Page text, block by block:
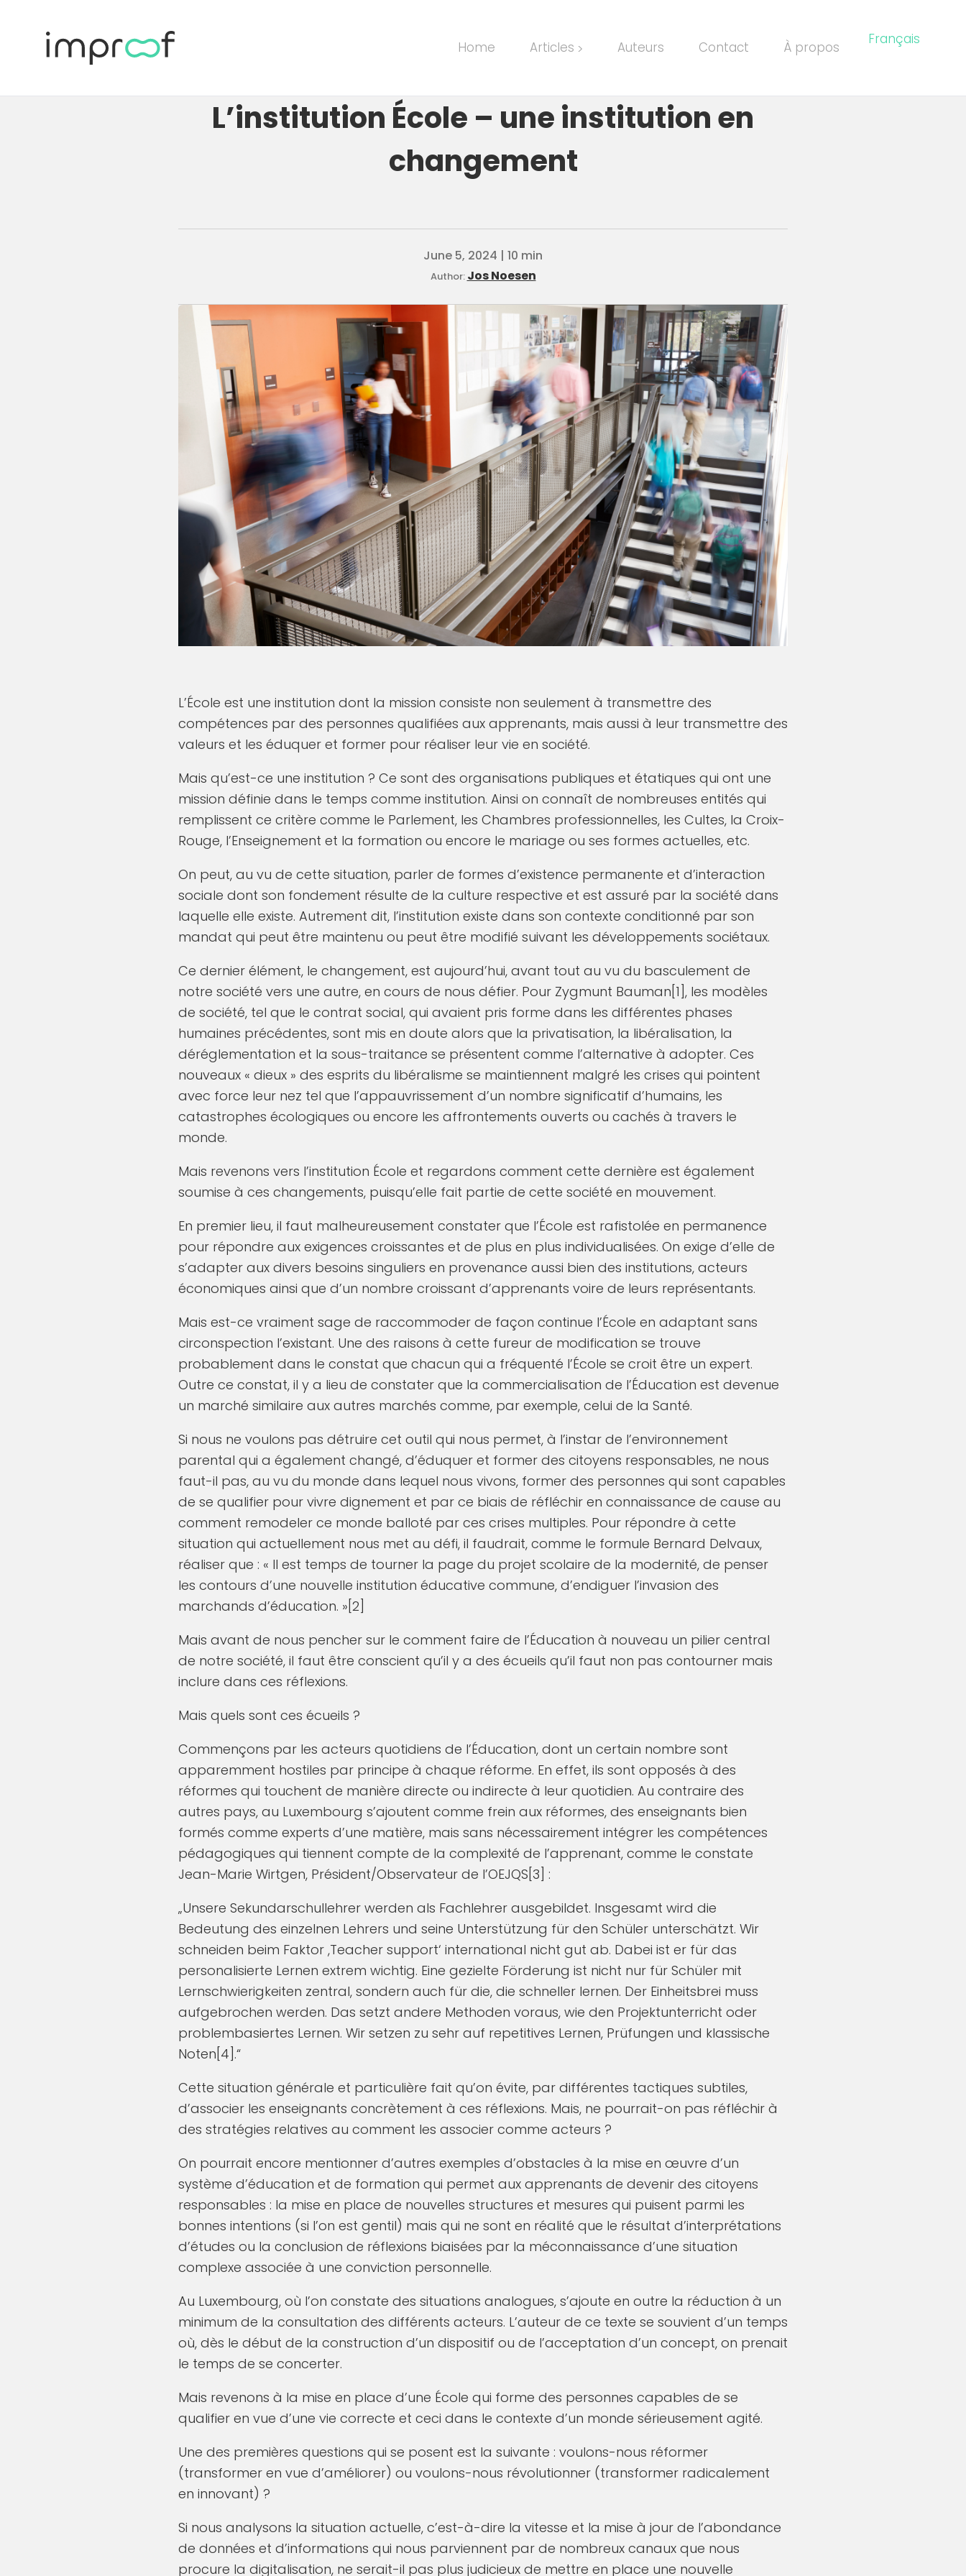
Home Articles > Auteurs Contact À propos Français
L’institution École – une institution en
changement
June 5, 2024 | 10 min
Author: Jos Noesen
L’École est une institution dont la mission consiste non seulement à transmettre des
compétences par des personnes qualifiées aux apprenants, mais aussi à leur transmettre des
valeurs et les éduquer et former pour réaliser leur vie en société.
Mais qu’est-ce une institution ? Ce sont des organisations publiques et étatiques qui ont une
mission définie dans le temps comme institution. Ainsi on connaît de nombreuses entités qui
remplissent ce critère comme le Parlement, les Chambres professionnelles, les Cultes, la Croix-
Rouge, l’Enseignement et la formation ou encore le mariage ou ses formes actuelles, etc.
On peut, au vu de cette situation, parler de formes d’existence permanente et d’interaction
sociale dont son fondement résulte de la culture respective et est assuré par la société dans
laquelle elle existe. Autrement dit, l’institution existe dans son contexte conditionné par son
mandat qui peut être maintenu ou peut être modifié suivant les développements sociétaux.
Ce dernier élément, le changement, est aujourd’hui, avant tout au vu du basculement de
notre société vers une autre, en cours de nous défier. Pour Zygmunt Bauman[1], les modèles
de société, tel que le contrat social, qui avaient pris forme dans les différentes phases
humaines précédentes, sont mis en doute alors que la privatisation, la libéralisation, la
déréglementation et la sous-traitance se présentent comme l’alternative à adopter. Ces
nouveaux « dieux » des esprits du libéralisme se maintiennent malgré les crises qui pointent
avec force leur nez tel que l’appauvrissement d’un nombre significatif d’humains, les
catastrophes écologiques ou encore les affrontements ouverts ou cachés à travers le
monde.
Mais revenons vers l’institution École et regardons comment cette dernière est également
soumise à ces changements, puisqu’elle fait partie de cette société en mouvement.
En premier lieu, il faut malheureusement constater que l’École est rafistolée en permanence
pour répondre aux exigences croissantes et de plus en plus individualisées. On exige d’elle de
s’adapter aux divers besoins singuliers en provenance aussi bien des institutions, acteurs
économiques ainsi que d’un nombre croissant d’apprenants voire de leurs représentants.
Mais est-ce vraiment sage de raccommoder de façon continue l’École en adaptant sans
circonspection l’existant. Une des raisons à cette fureur de modification se trouve
probablement dans le constat que chacun qui a fréquenté l’École se croit être un expert.
Outre ce constat, il y a lieu de constater que la commercialisation de l’Éducation est devenue
un marché similaire aux autres marchés comme, par exemple, celui de la Santé.
Si nous ne voulons pas détruire cet outil qui nous permet, à l’instar de l’environnement
parental qui a également changé, d’éduquer et former des citoyens responsables, ne nous
faut-il pas, au vu du monde dans lequel nous vivons, former des personnes qui sont capables
de se qualifier pour vivre dignement et par ce biais de réfléchir en connaissance de cause au
comment remodeler ce monde balloté par ces crises multiples. Pour répondre à cette
situation qui actuellement nous met au défi, il faudrait, comme le formule Bernard Delvaux,
réaliser que : « Il est temps de tourner la page du projet scolaire de la modernité, de penser
les contours d’une nouvelle institution éducative commune, d’endiguer l’invasion des
marchands d’éducation. »[2]
Mais avant de nous pencher sur le comment faire de l’Éducation à nouveau un pilier central
de notre société, il faut être conscient qu’il y a des écueils qu’il faut non pas contourner mais
inclure dans ces réflexions.
Mais quels sont ces écueils ?
Commençons par les acteurs quotidiens de l’Éducation, dont un certain nombre sont
apparemment hostiles par principe à chaque réforme. En effet, ils sont opposés à des
réformes qui touchent de manière directe ou indirecte à leur quotidien. Au contraire des
autres pays, au Luxembourg s’ajoutent comme frein aux réformes, des enseignants bien
formés comme experts d’une matière, mais sans nécessairement intégrer les compétences
pédagogiques qui tiennent compte de la complexité de l’apprenant, comme le constate
Jean-Marie Wirtgen, Président/Observateur de l’OEJQS[3] :
„Unsere Sekundarschullehrer werden als Fachlehrer ausgebildet. Insgesamt wird die
Bedeutung des einzelnen Lehrers und seine Unterstützung für den Schüler unterschätzt. Wir
schneiden beim Faktor ,Teacher support‘ international nicht gut ab. Dabei ist er für das
personalisierte Lernen extrem wichtig. Eine gezielte Förderung ist nicht nur für Schüler mit
Lernschwierigkeiten zentral, sondern auch für die, die schneller lernen. Der Einheitsbrei muss
aufgebrochen werden. Das setzt andere Methoden voraus, wie den Projektunterricht oder
problembasiertes Lernen. Wir setzen zu sehr auf repetitives Lernen, Prüfungen und klassische
Noten[4].“
Cette situation générale et particulière fait qu’on évite, par différentes tactiques subtiles,
d’associer les enseignants concrètement à ces réflexions. Mais, ne pourrait-on pas réfléchir à
des stratégies relatives au comment les associer comme acteurs ?
On pourrait encore mentionner d’autres exemples d’obstacles à la mise en œuvre d’un
système d’éducation et de formation qui permet aux apprenants de devenir des citoyens
responsables : la mise en place de nouvelles structures et mesures qui puisent parmi les
bonnes intentions (si l’on est gentil) mais qui ne sont en réalité que le résultat d’interprétations
d’études ou la conclusion de réflexions biaisées par la méconnaissance d’une situation
complexe associée à une conviction personnelle.
Au Luxembourg, où l’on constate des situations analogues, s’ajoute en outre la réduction à un
minimum de la consultation des différents acteurs. L’auteur de ce texte se souvient d’un temps
où, dès le début de la construction d’un dispositif ou de l’acceptation d’un concept, on prenait
le temps de se concerter.
Mais revenons à la mise en place d’une École qui forme des personnes capables de se
qualifier en vue d’une vie correcte et ceci dans le contexte d’un monde sérieusement agité.
Une des premières questions qui se posent est la suivante : voulons-nous réformer
(transformer en vue d’améliorer) ou voulons-nous révolutionner (transformer radicalement
en innovant) ?
Si nous analysons la situation actuelle, c’est-à-dire la vitesse et la mise à jour de l’abondance
de données et d’informations qui nous parviennent par de nombreux canaux que nous
procure la digitalisation, ne serait-il pas plus judicieux de mettre en place une nouvelle